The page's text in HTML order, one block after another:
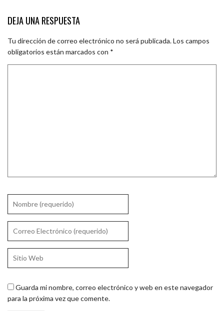
DEJA UNA RESPUESTA
Tu dirección de correo electrónico no será publicada.Los campos
obligatorios están marcados con *
Guarda mi nombre, correo electrónico y web en este navegador
para la próxima vez que comente.